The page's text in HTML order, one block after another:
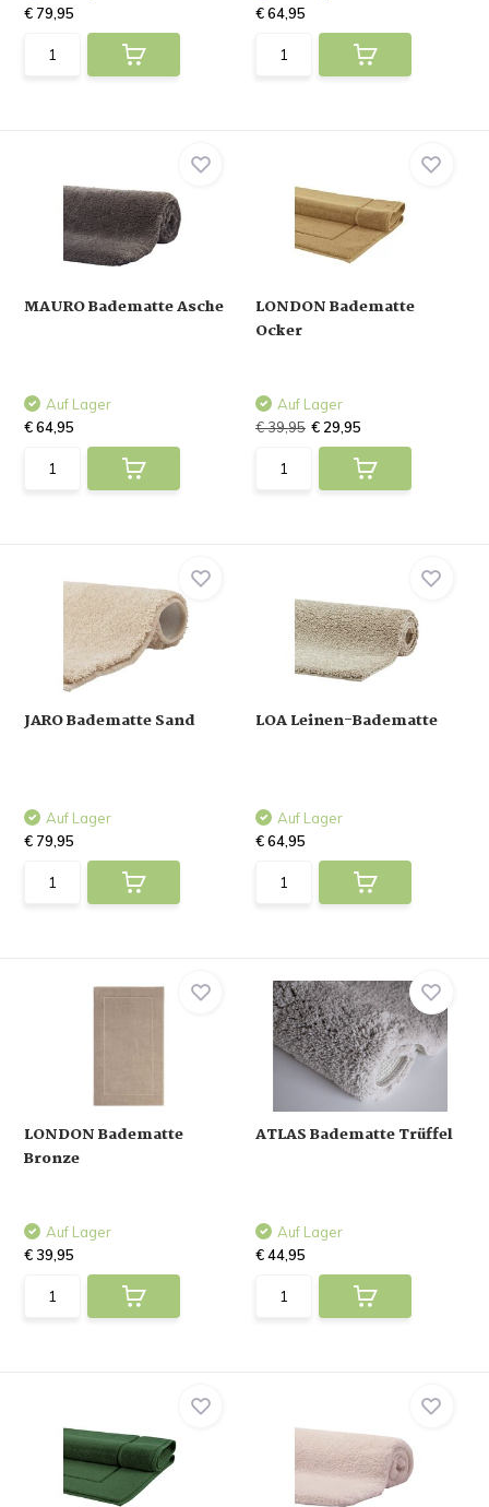
€ 79,95
€ 64,95
MAURO Badematte Asche
Auf Lager
€ 64,95
LONDON Badematte
Ocker
Auf Lager
€ 39,95 € 29,95
JARO Badematte Sand
Auf Lager
€ 79,95
LOA Leinen-Badematte
Auf Lager
€ 64,95
LONDON Badematte
Bronze
Auf Lager
€ 39,95
ATLAS Badematte Trüffel
Auf Lager
€ 44,95